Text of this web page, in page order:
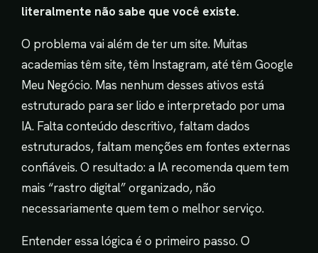
literalmente não sabe que você existe.
O problema vai além de ter um site. Muitas
academias têm site, têm Instagram, até têm Google
Meu Negócio. Mas nenhum desses ativos está
estruturado para ser lido e interpretado por uma
IA. Falta conteúdo descritivo, faltam dados
estruturados, faltam menções em fontes externas
confiáveis. O resultado: a IA recomenda quem tem
mais “rastro digital” organizado, não
necessariamente quem tem o melhor serviço.
Entender essa lógica é o primeiro passo. O